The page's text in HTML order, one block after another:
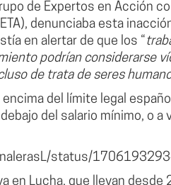
de Expertos en Acción
, denunciaba esta
en alertar de que los “
podrían considerarse
de trata de seres
encima del límite legal
del salario mínimo, o a
status/
en Lucha, que llevan desde